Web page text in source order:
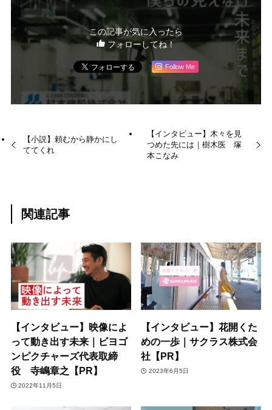
この記事が気に入ったら
フォローしてね！
Follow Me
【小説】頼むから静かにし
ててくれ
【インタビュー】木々を見
つめた先には｜樹木医 塚
本こなみ
関連記事
【インタビュー】映像によ
って動き出す未来｜ビヨゴ
ンピクチャーズ代表取締
役 寺嶋章之【PR】
2022年11月5日
【インタビュー】花開くた
めの一歩｜サクラス株式会
社【PR】
2023年6月5日